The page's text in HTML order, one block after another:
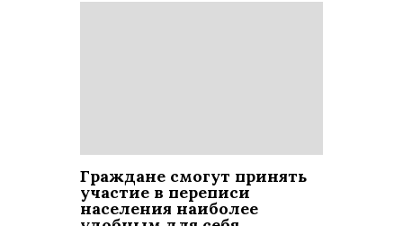
Граждане смогут принять
участие в переписи
населения наиболее